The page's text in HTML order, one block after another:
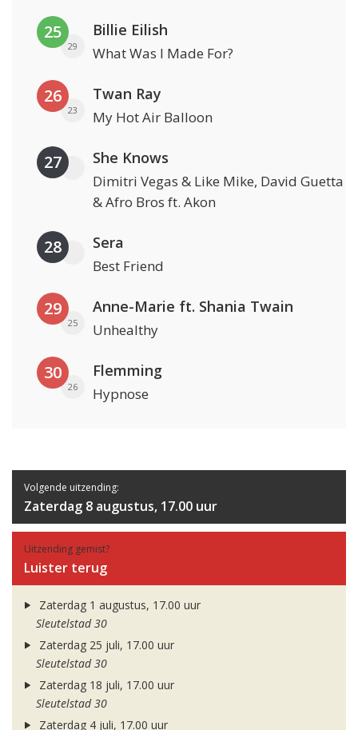
25
29
Billie Eilish
What Was I Made For?
26
23
Twan Ray
My Hot Air Balloon
27 She Knows
Dimitri Vegas & Like Mike, David Guetta
& Afro Bros ft. Akon
28 Sera
Best Friend
29
25
Anne-Marie ft. Shania Twain
Unhealthy
30
26
Flemming
Hypnose
Volgende uitzending:
Zaterdag 8 augustus, 17.00 uur
Uitzending gemist?
Luister terug
Zaterdag 1 augustus, 17.00 uur
Sleutelstad 30
Zaterdag 25 juli, 17.00 uur
Sleutelstad 30
Zaterdag 18 juli, 17.00 uur
Sleutelstad 30
Zaterdag 4 juli, 17.00 uur